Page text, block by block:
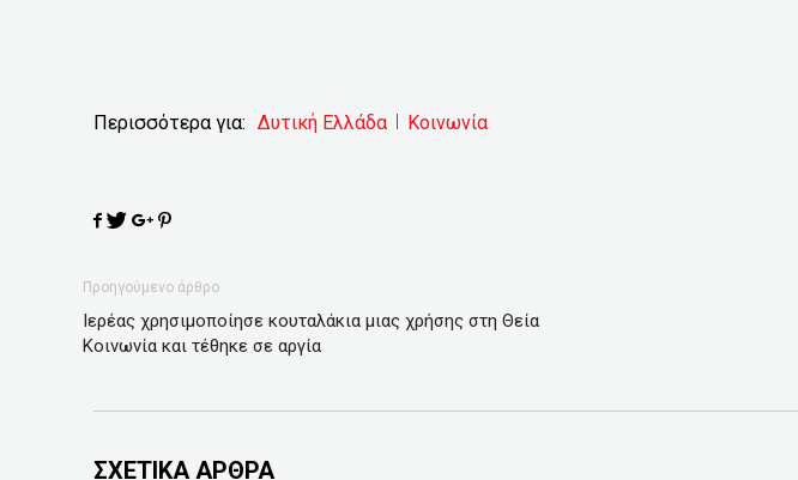
Περισσότερα για: Δυτική Ελλάδα Κοινωνία
Προηγούμενο άρθρο
Ιερέας χρησιμοποίησε κουταλάκια μιας χρήσης στη Θεία
Κοινωνία και τέθηκε σε αργία
ΣΧΕΤΙΚΑ ΑΡΘΡΑ